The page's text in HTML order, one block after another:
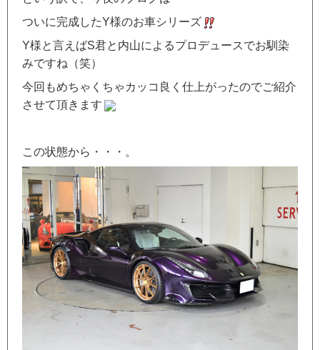
ついに完成したY様のお車シリーズ
Y様と言えばS君と内山によるプロデュースでお馴染
みですね（笑）
今回もめちゃくちゃカッコ良く仕上がったのでご紹介
させて頂きます
この状態から・・・。